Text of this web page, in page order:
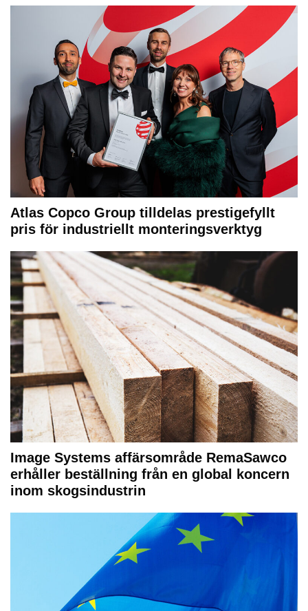
Atlas Copco Group tilldelas prestigefyllt
pris för industriellt monteringsverktyg
Image Systems affärsområde RemaSawco
erhåller beställning från en global koncern
inom skogsindustrin